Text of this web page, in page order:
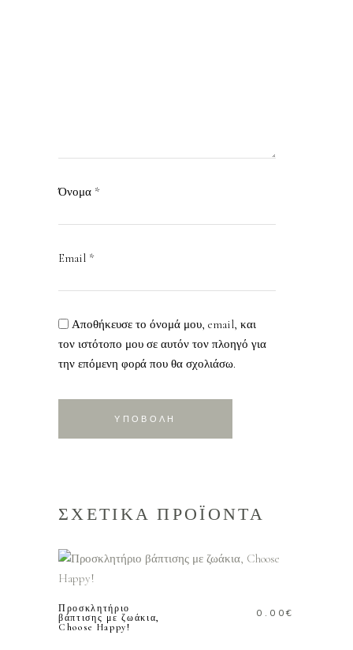
Όνομα *
Email *
Αποθήκευσε το όνομά μου, email, και
τον ιστότοπο μου σε αυτόν τον πλοηγό για
την επόμενη φορά που θα σχολιάσω.
ΣΧΕΤΙΚΑ ΠΡΟΪΟΝΤΑ
ΠΡΟΣΘΗΚΗ ΣΤΟ
Προσκλητήριο
βάπτισης με ζωάκια,
Choose Happy!
0.00€